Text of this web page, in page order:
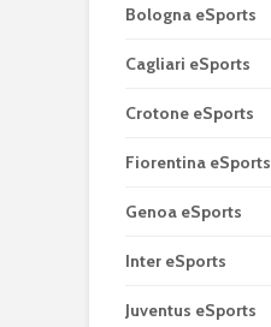
Bologna eSports
Cagliari eSports
Crotone eSports
Fiorentina eSports
Genoa eSports
Inter eSports
Juventus eSports